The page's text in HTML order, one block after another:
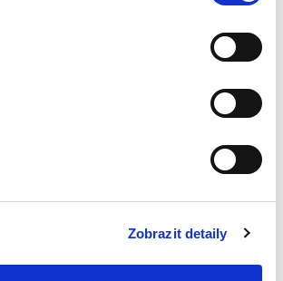
Zobrazit detaily
se zabývá základní triádou
s důrazem na...